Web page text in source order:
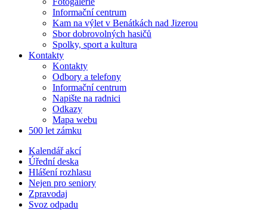
Informační centrum
Kam na výlet v Benátkách nad Jizerou
Sbor dobrovolných hasičů
Spolky, sport a kultura
Kontakty
Kontakty
Odbory a telefony
Informační centrum
Napište na radnici
Odkazy
Mapa webu
500 let zámku
Kalendář akcí
Úřední deska
Hlášení rozhlasu
Nejen pro seniory
Zpravodaj
Svoz odpadu